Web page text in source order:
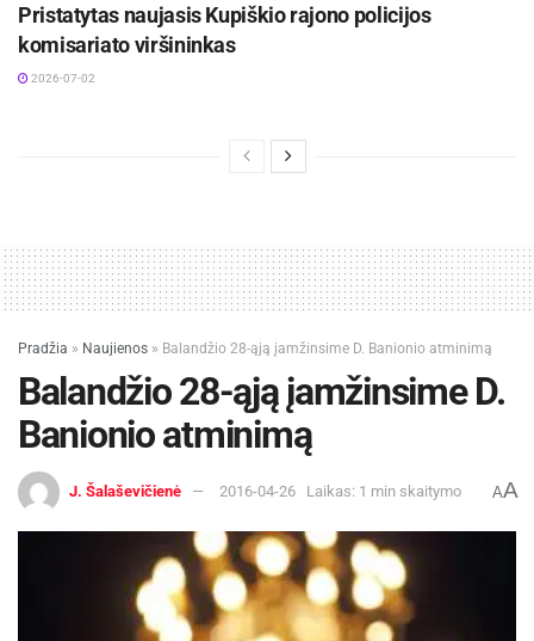
Pristatytas naujasis Kupiškio rajono policijos
komisariato viršininkas
2026-07-02
Pradžia » Naujienos » Balandžio 28-ąją įamžinsime D. Banionio atminimą
Balandžio 28-ąją įamžinsime D.
Banionio atminimą
J. Šalaševičienė 2016-04-26 Laikas: 1 min skaitymo AA